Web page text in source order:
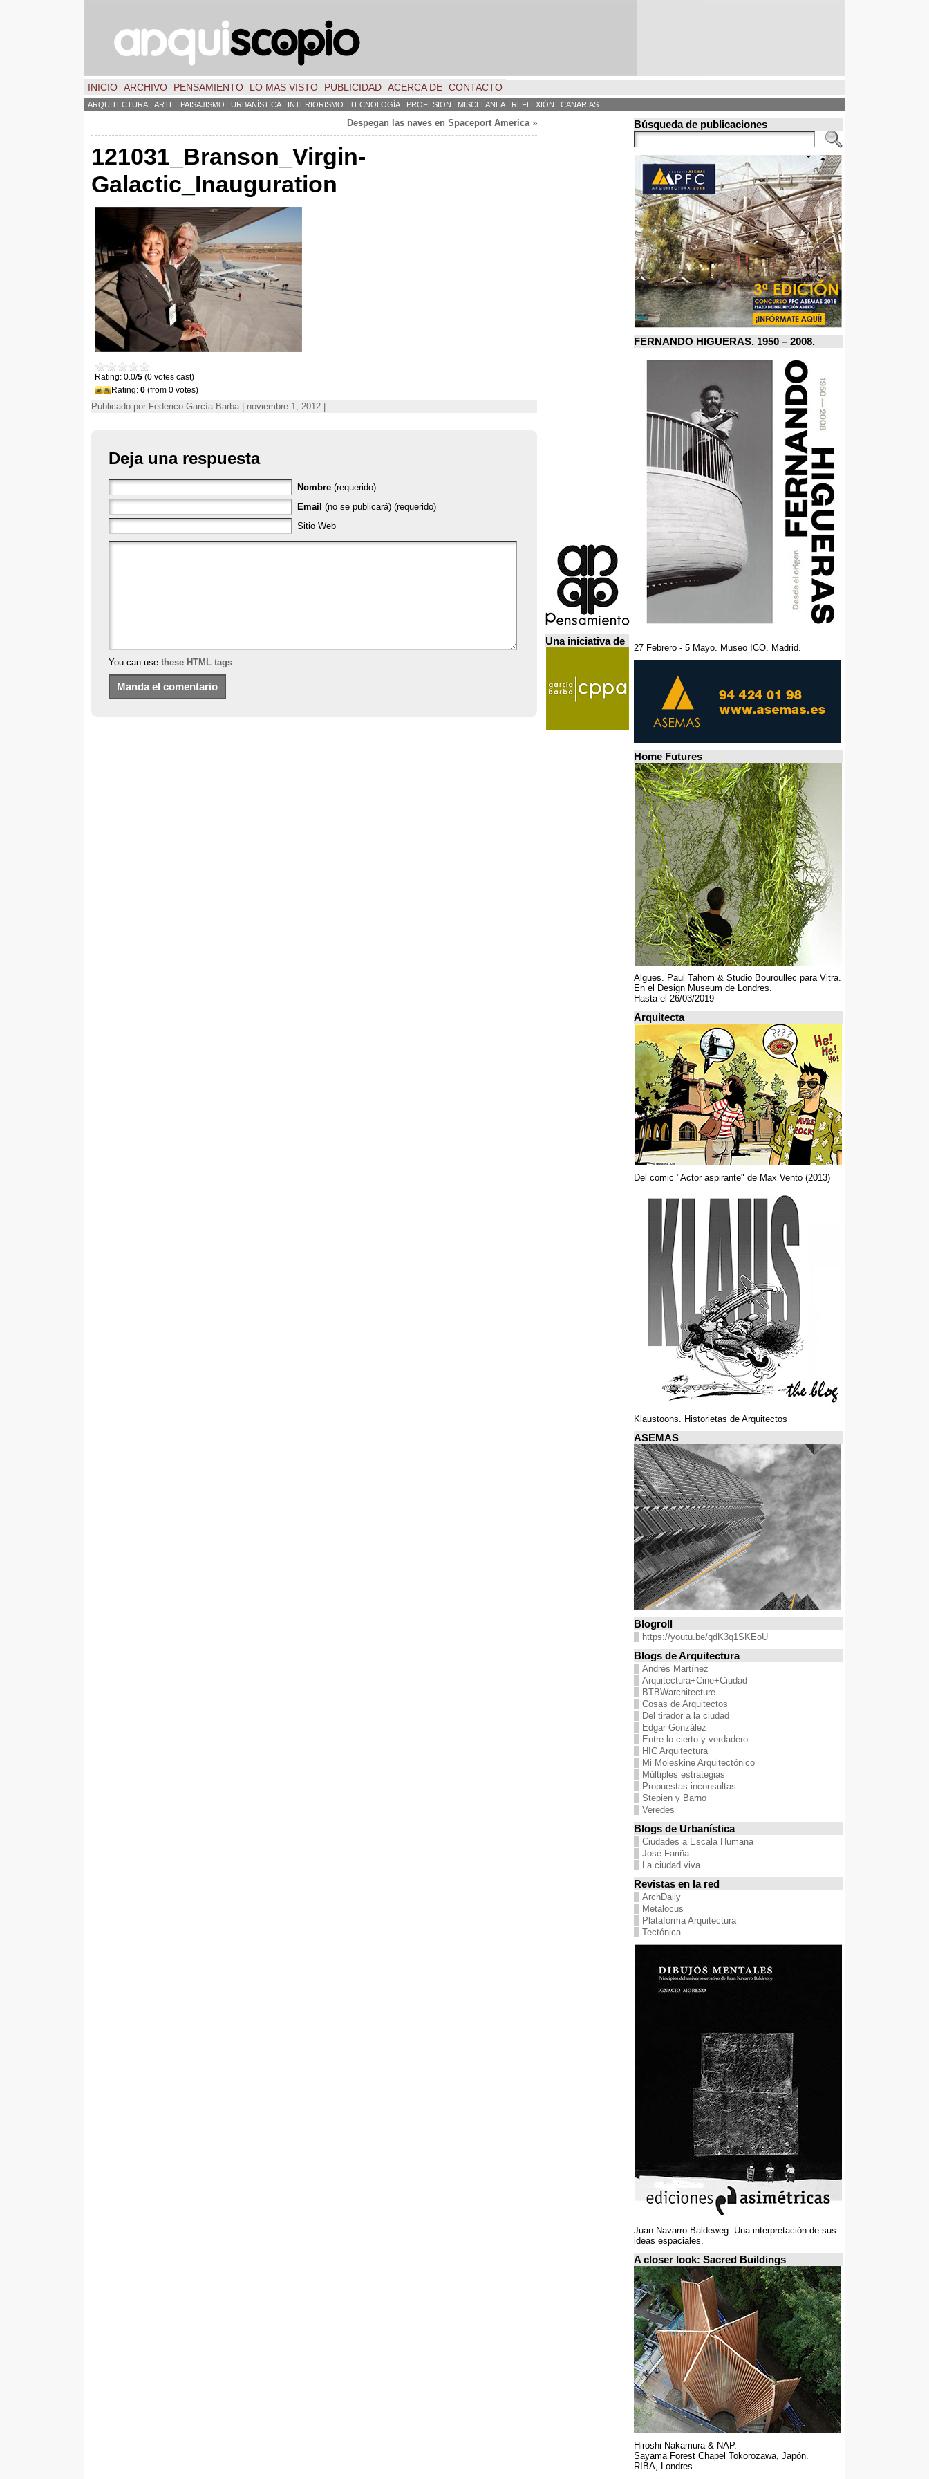
INICIO ARCHIVO PENSAMIENTO LO MAS VISTO PUBLICIDAD ACERCA DE CONTACTO
ARQUITECTURA ARTE PAISAJISMO URBANÍSTICA INTERIORISMO TECNOLOGÍA PROFESION MISCELANEA REFLEXIÓN CANARIAS
Despegan las naves en Spaceport America»
121031_Branson_Virgin-
Galactic_Inauguration
Rating: 0.0/5 (0 votes cast)
Rating: 0 (from 0 votes)
Publicado por Federico García Barba | noviembre 1, 2012 |
Deja una respuesta
Nombre (requerido)
Email (no se publicará) (requerido)
Sitio Web
You can use these HTML tags
Una iniciativa de
Búsqueda de publicaciones
FERNANDO HIGUERAS. 1950 – 2008.
27 Febrero - 5 Mayo. Museo ICO. Madrid.
Home Futures
Algues. Paul Tahom & Studio Bouroullec para Vitra.
En el Design Museum de Londres.
Hasta el 26/03/2019
Arquitecta
Del comic "Actor aspirante" de Max Vento (2013)
Klaustoons. Historietas de Arquitectos
ASEMAS
Blogroll
https://youtu.be/qdK3q1SKEoU
Blogs de Arquitectura
Andrés Martínez
Arquitectura+Cine+Ciudad
BTBWarchitecture
Cosas de Arquitectos
Del tirador a la ciudad
Edgar González
Entre lo cierto y verdadero
HIC Arquitectura
Mi Moleskine Arquitectónico
Múltiples estrategias
Propuestas inconsultas
Stepien y Barno
Veredes
Blogs de Urbanística
Ciudades a Escala Humana
José Fariña
La ciudad viva
Revistas en la red
ArchDaily
Metalocus
Plataforma Arquitectura
Tectónica
Juan Navarro Baldeweg. Una interpretación de sus
ideas espaciales.
A closer look: Sacred Buildings
Hiroshi Nakamura & NAP.
Sayama Forest Chapel Tokorozawa, Japón.
RIBA, Londres.